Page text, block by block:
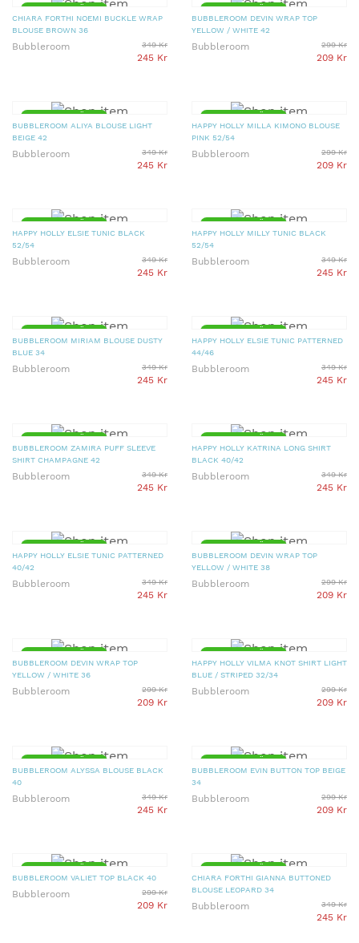
▼ 30% PRISSÄNKT
CHIARA FORTHI NOEMI BUCKLE WRAP
BLOUSE BROWN 36
Bubbleroom 349 Kr
245 Kr
▼ 30% PRISSÄNKT
BUBBLEROOM DEVIN WRAP TOP
YELLOW / WHITE 42
Bubbleroom 299 Kr
209 Kr
▼ 30% PRISSÄNKT
BUBBLEROOM ALIYA BLOUSE LIGHT
BEIGE 42
Bubbleroom 349 Kr
245 Kr
▼ 30% PRISSÄNKT
HAPPY HOLLY MILLA KIMONO BLOUSE
PINK 52/54
Bubbleroom 299 Kr
209 Kr
▼ 30% PRISSÄNKT
HAPPY HOLLY ELSIE TUNIC BLACK
52/54
Bubbleroom 349 Kr
245 Kr
▼ 30% PRISSÄNKT
HAPPY HOLLY MILLY TUNIC BLACK
52/54
Bubbleroom 349 Kr
245 Kr
▼ 30% PRISSÄNKT
BUBBLEROOM MIRIAM BLOUSE DUSTY
BLUE 34
Bubbleroom 349 Kr
245 Kr
▼ 30% PRISSÄNKT
HAPPY HOLLY ELSIE TUNIC PATTERNED
44/46
Bubbleroom 349 Kr
245 Kr
▼ 30% PRISSÄNKT
BUBBLEROOM ZAMIRA PUFF SLEEVE
SHIRT CHAMPAGNE 42
Bubbleroom 349 Kr
245 Kr
▼ 30% PRISSÄNKT
HAPPY HOLLY KATRINA LONG SHIRT
BLACK 40/42
Bubbleroom 349 Kr
245 Kr
▼ 30% PRISSÄNKT
HAPPY HOLLY ELSIE TUNIC PATTERNED
40/42
Bubbleroom 349 Kr
245 Kr
▼ 30% PRISSÄNKT
BUBBLEROOM DEVIN WRAP TOP
YELLOW / WHITE 38
Bubbleroom 299 Kr
209 Kr
▼ 30% PRISSÄNKT
BUBBLEROOM DEVIN WRAP TOP
YELLOW / WHITE 36
Bubbleroom 299 Kr
209 Kr
▼ 30% PRISSÄNKT
HAPPY HOLLY VILMA KNOT SHIRT LIGHT
BLUE / STRIPED 32/34
Bubbleroom 299 Kr
209 Kr
▼ 30% PRISSÄNKT
BUBBLEROOM ALYSSA BLOUSE BLACK
40
Bubbleroom 349 Kr
245 Kr
▼ 30% PRISSÄNKT
BUBBLEROOM EVIN BUTTON TOP BEIGE
34
Bubbleroom 299 Kr
209 Kr
▼ 30% PRISSÄNKT
BUBBLEROOM VALIET TOP BLACK 40
Bubbleroom 299 Kr
209 Kr
▼ 30% PRISSÄNKT
CHIARA FORTHI GIANNA BUTTONED
BLOUSE LEOPARD 34
Bubbleroom 349 Kr
245 Kr